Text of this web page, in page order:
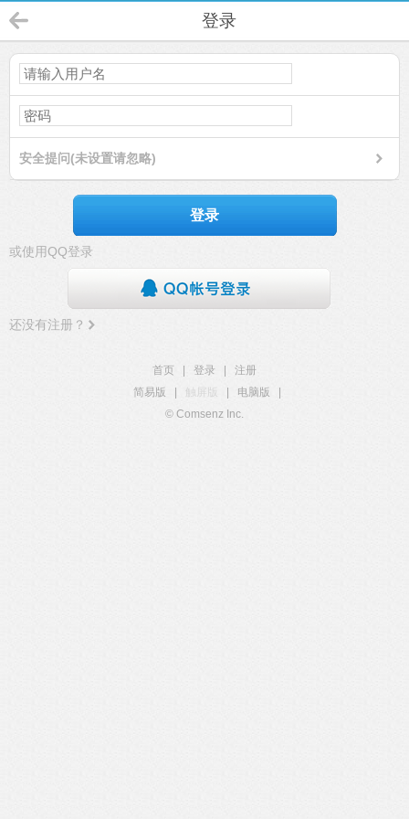
登录
安全提问(未设置请忽略)
登录
或使用QQ登录
还没有注册？
首页 登录
注册
简易版
触屏版 电脑版
© Comsenz Inc.